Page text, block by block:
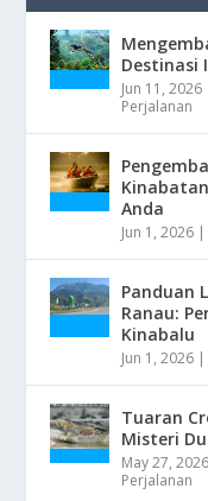
Destinasi
Jun 11, 2026
Perjalanan
Anda
Jun 1, 2026
Panduan
Ranau:
Kinabalu
Jun 1, 2026
Tuaran
Misteri
May 27, 2026
Perjalanan